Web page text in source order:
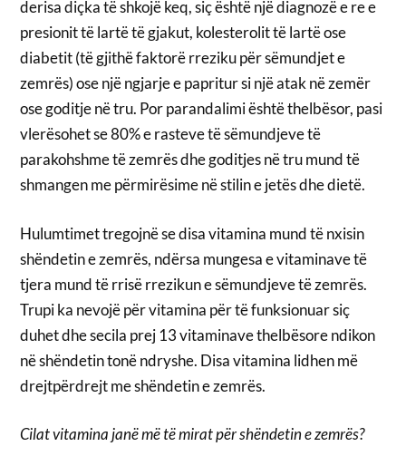
derisa diçka të shkojë keq, siç është një diagnozë e re e
presionit të lartë të gjakut, kolesterolit të lartë ose
diabetit (të gjithë faktorë rreziku për sëmundjet e
zemrës) ose një ngjarje e papritur si një atak në zemër
ose goditje në tru. Por parandalimi është thelbësor, pasi
vlerësohet se 80% e rasteve të sëmundjeve të
parakohshme të zemrës dhe goditjes në tru mund të
shmangen me përmirësime në stilin e jetës dhe dietë.
Hulumtimet tregojnë se disa vitamina mund të nxisin
shëndetin e zemrës, ndërsa mungesa e vitaminave të
tjera mund të rrisë rrezikun e sëmundjeve të zemrës.
Trupi ka nevojë për vitamina për të funksionuar siç
duhet dhe secila prej 13 vitaminave thelbësore ndikon
në shëndetin tonë ndryshe. Disa vitamina lidhen më
drejtpërdrejt me shëndetin e zemrës.
Cilat vitamina janë më të mirat për shëndetin e zemrës?